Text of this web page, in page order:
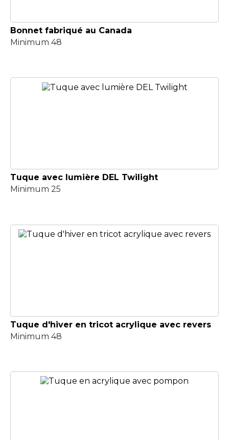
Bonnet fabriqué au Canada
Minimum 48
Tuque avec lumière DEL Twilight
Minimum 25
Tuque d'hiver en tricot acrylique avec revers
Minimum 48